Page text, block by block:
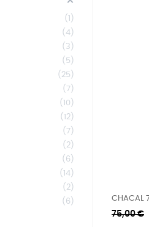
1
4
3
5
25
7
10
12
7
2
6
14
2
6 CHACAL
Κανονική
75,00 €